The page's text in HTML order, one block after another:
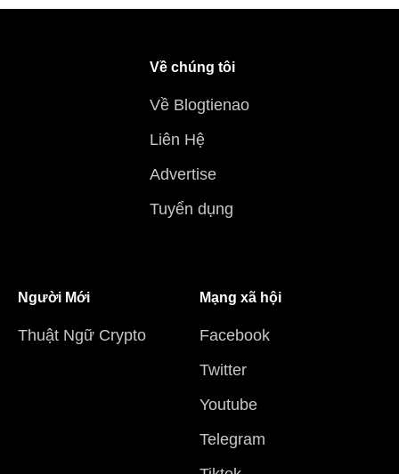
Về chúng tôi
Về Blogtienao
Liên Hệ
Advertise
Tuyển dụng
Người Mới
Thuật Ngữ Crypto
Mạng xã hội
Facebook
Twitter
Youtube
Telegram